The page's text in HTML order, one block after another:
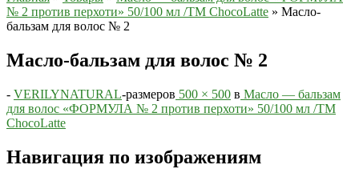
№ 2 против перхоти» 50/100 мл /TM ChocoLatte » Масло-
бальзам для волос № 2
Масло-бальзам для волос № 2
- VERILYNATURAL-размеров 500 × 500 в Масло — бальзам
для волос «ФОРМУЛА № 2 против перхоти» 50/100 мл /TM
ChocoLatte
Навигация по изображениям